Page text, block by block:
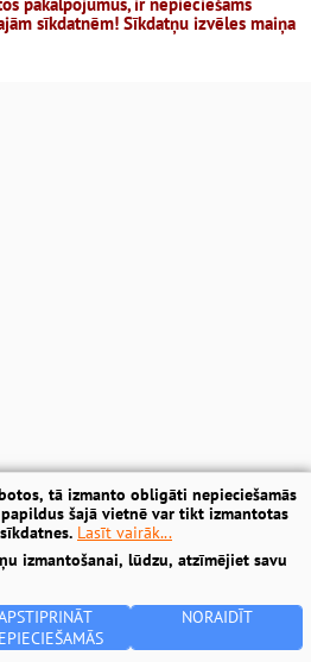
sīkdatnēm! Sīkdatņu izvēles maiņa
tā izmanto obligāti nepieciešamās
šajā vietnē var tikt izmantotas
Lasīt vairāk...
izmantošanai, lūdzu, atzīmējiet savu
NORAIDĪT